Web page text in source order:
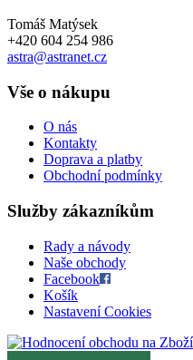
Tomáš Matýsek
+420 604 254 986
astra@astranet.cz
Vše o nákupu
O nás
Kontakty
Doprava a platby
Obchodní podmínky
Služby zákazníkům
Rady a návody
Naše obchody
Facebook
Košík
Nastavení Cookies